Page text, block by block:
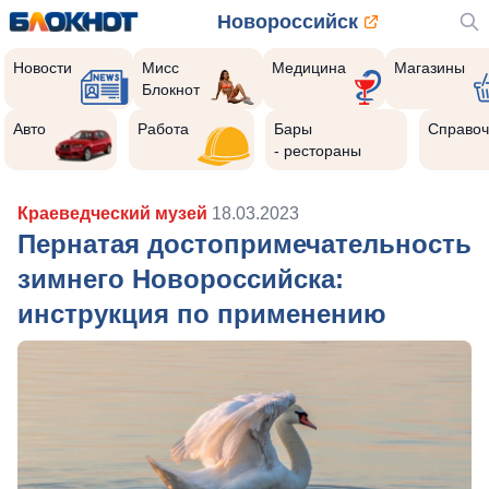
Новороссийск
Новости
Мисс
Блокнот
Медицина Магазины
Авто Работа
Бары
- рестораны
Краеведческий музей 18.03.2023
Пернатая достопримечательность
зимнего Новороссийска:
инструкция по применению